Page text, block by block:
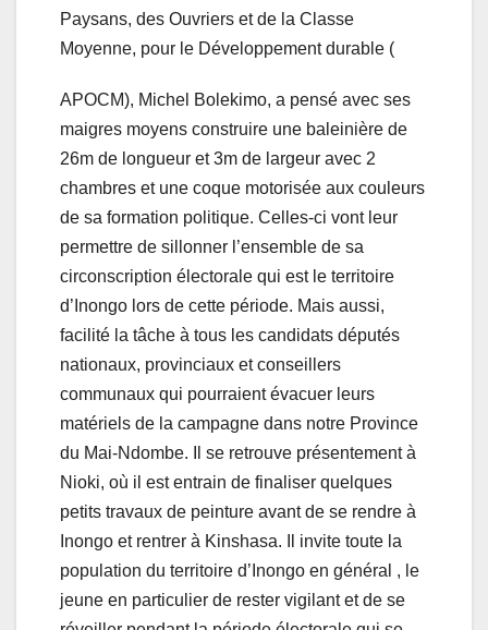
Paysans, des Ouvriers et de la Classe
Moyenne, pour le Développement durable (
APOCM), Michel Bolekimo, a pensé avec ses
maigres moyens construire une baleinière de
26m de longueur et 3m de largeur avec 2
chambres et une coque motorisée aux couleurs
de sa formation politique. Celles-ci vont leur
permettre de sillonner l’ensemble de sa
circonscription électorale qui est le territoire
d’Inongo lors de cette période. Mais aussi,
facilité la tâche à tous les candidats députés
nationaux, provinciaux et conseillers
communaux qui pourraient évacuer leurs
matériels de la campagne dans notre Province
du Mai-Ndombe. Il se retrouve présentement à
Nioki, où il est entrain de finaliser quelques
petits travaux de peinture avant de se rendre à
Inongo et rentrer à Kinshasa. Il invite toute la
population du territoire d’Inongo en général , le
jeune en particulier de rester vigilant et de se